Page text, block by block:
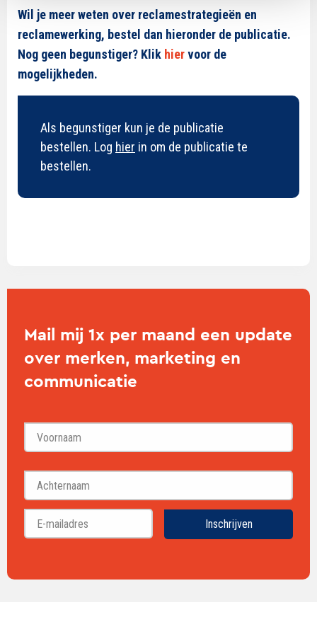
Wil je meer weten over reclamestrategieën en
reclamewerking, bestel dan hieronder de publicatie.
Nog geen begunstiger? Klik hiervoor de
mogelijkheden.
Als begunstiger kun je de publicatie
bestellen. Log hier in om de publicatie te
bestellen.
Mail mij 1x per maand een update
over merken, marketing en
communicatie
Voornaam
Inschrijven